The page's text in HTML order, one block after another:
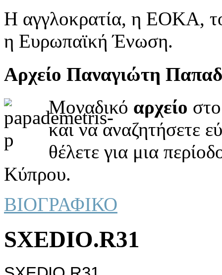
Η αγγλοκρατία, η ΕΟΚΑ,
η Ευρωπαϊκή Ένωση.
Αρχείο Παναγιώτη
Μοναδικό αρχείο
και να αναζητήσετε
θέλετε για μια
Κύπρου.
ΒΙΟΓΡΑΦΙΚΟ
SXEDIO.R31